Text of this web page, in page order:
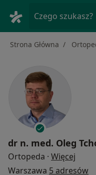
Czego szukasz?
Strona Główna
dr n. med. Oleg
Ortopeda · Więcej
Warszawa 5 adresów